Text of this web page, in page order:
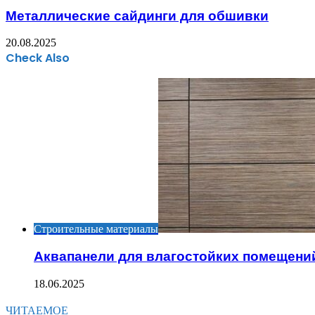
Металлические сайдинги для обшивки
20.08.2025
Check Also
Строительные материалы
Аквапанели для влагостойких
18.06.2025
ЧИТАЕМОЕ